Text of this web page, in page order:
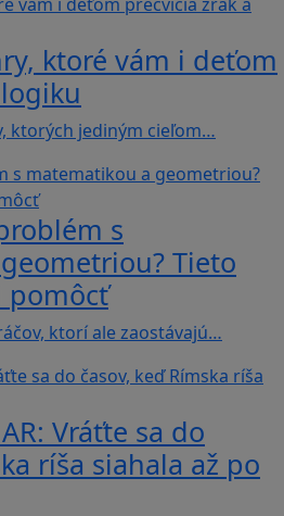
ktoré vám i deťom
ktorých jediným cieľom…
s
Tieto
pomôcť
ktorí ale zaostávajú…
Vráťte sa do
ríša siahala až po